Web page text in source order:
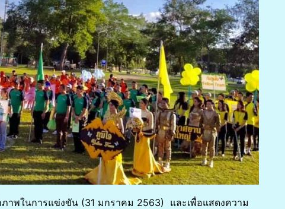
าพในการแข่งขัน (31 มกราคม 2563) และเพื่อแสดงความ